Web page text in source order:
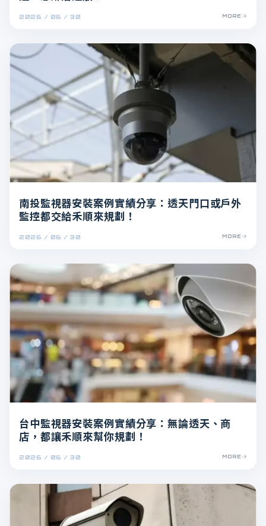
2026 / 06 / 30 MORE
2026 / 06 / 30
南投監視器安裝案例實績分享：透天門口或戶外
監控都交給禾順來規劃！
MORE
2026 / 06 / 30
台中監視器安裝案例實績分享：無論透天、商
店，都讓禾順來幫你規劃！
MORE